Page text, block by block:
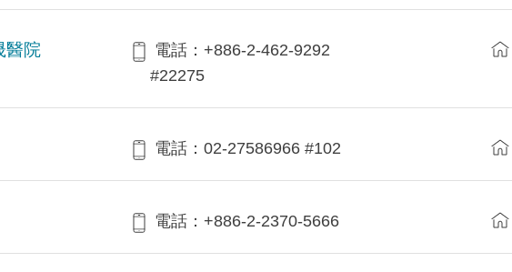
醫院
電話：+886-2-462-9292
#22275
電話：02-27586966 #102
電話：+886-2-2370-5666